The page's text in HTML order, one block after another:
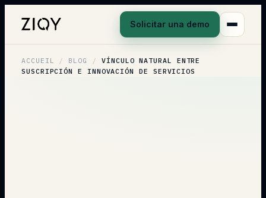
Solicitar una demo
ACCUEIL / BLOG /
VÍNCULO NATURAL ENTRE
SUSCRIPCIÓN E INNOVACIÓN DE SERVICIOS